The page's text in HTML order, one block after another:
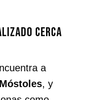
cerca
a
Móstoles, y